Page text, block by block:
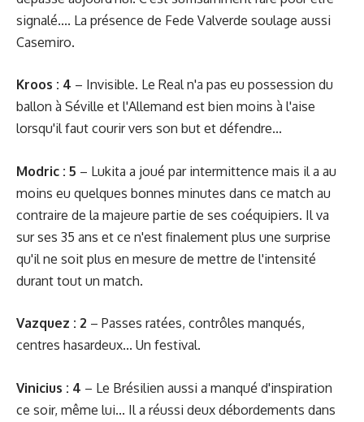
signalé.... La présence de Fede Valverde soulage aussi
Casemiro.
Kroos : 4 – Invisible. Le Real n'a pas eu possession du
ballon à Séville et l'Allemand est bien moins à l'aise
lorsqu'il faut courir vers son but et défendre...
Modric : 5 – Lukita a joué par intermittence mais il a au
moins eu quelques bonnes minutes dans ce match au
contraire de la majeure partie de ses coéquipiers. Il va
sur ses 35 ans et ce n'est finalement plus une surprise
qu'il ne soit plus en mesure de mettre de l'intensité
durant tout un match.
Vazquez : 2 – Passes ratées, contrôles manqués,
centres hasardeux... Un festival.
Vinicius : 4 – Le Brésilien aussi a manqué d'inspiration
ce soir, même lui... Il a réussi deux débordements dans